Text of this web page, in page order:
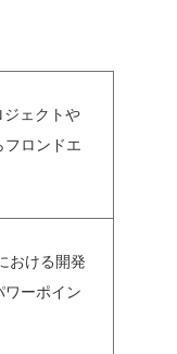
ェクトや
フロンドエ
おける開発
ワーポイン